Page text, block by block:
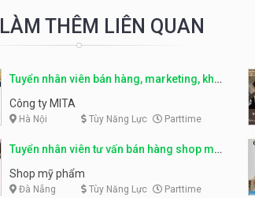
THÊM LIÊN QUAN
Tuyển nhân viên bán hàng, marketing, kho
– parttime, fulltime
Công ty MITA
Hà Nội Tùy Năng Lực Parttime
Tuyển nhân viên tư vấn bán hàng shop mỹ
phẩm
Shop mỹ phẩm
Đà Nẵng Tùy Năng Lực Parttime